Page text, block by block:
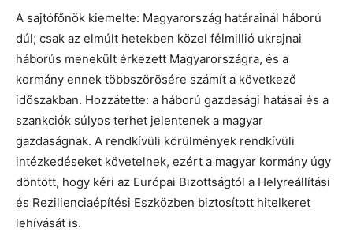
A sajtófőnök kiemelte: Magyarország határainál háború
dúl; csak az elmúlt hetekben közel félmillió ukrajnai
háborús menekült érkezett Magyarországra, és a
kormány ennek többszörösére számít a következő
időszakban. Hozzátette: a háború gazdasági hatásai és a
szankciók súlyos terhet jelentenek a magyar
gazdaságnak. A rendkívüli körülmények rendkívüli
intézkedéseket követelnek, ezért a magyar kormány úgy
döntött, hogy kéri az Európai Bizottságtól a Helyreállítási
és Rezilienciaépítési Eszközben biztosított hitelkeret
lehívását is.